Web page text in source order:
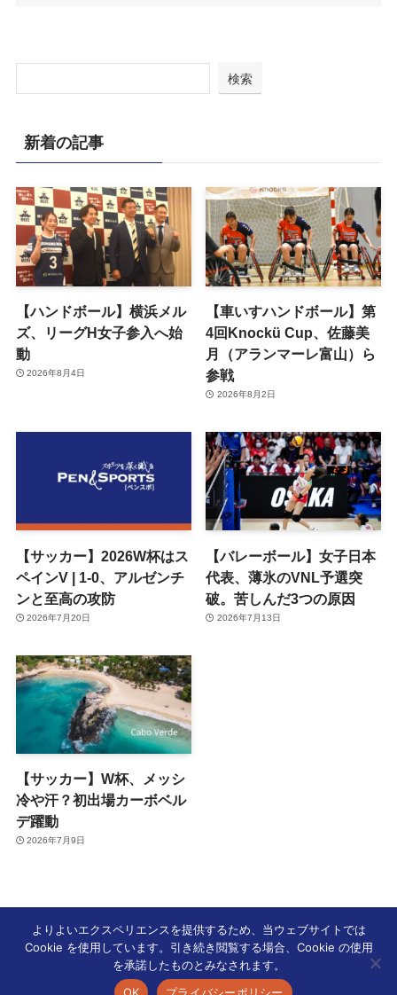
検索
新着の記事
【ハンドボール】横浜メル
ズ、リーグH女子参入へ始
動
2026年8月4日
【車いすハンドボール】第
4回Knockü Cup、佐藤美
月（アランマーレ富山）ら
参戦
2026年8月2日
【サッカー】2026W杯はス
ペインV | 1-0、アルゼンチ
ンと至高の攻防
2026年7月20日
【バレーボール】女子日本
代表、薄氷のVNL予選突
破。苦しんだ3つの原因
2026年7月13日
【サッカー】W杯、メッシ
冷や汗？初出場カーボベル
デ躍動
2026年7月9日
よりよいエクスペリエンスを提供するため、当ウェブサイトでは
Cookie を使用しています。引き続き閲覧する場合、Cookie の使用
を承諾したものとみなされます。
OK
プライバシーポリシー